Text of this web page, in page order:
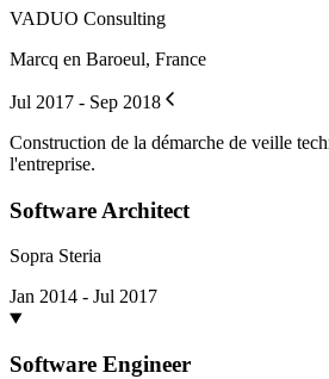
VADUO Consulting
Marcq en Baroeul, France
Jul 2017 - Sep 2018
Construction de la démarche de veille
l'entreprise.
Software Architect
Sopra Steria
Jan 2014 - Jul 2017
Software Engineer